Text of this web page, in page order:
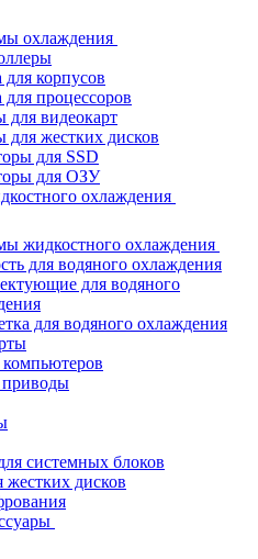
охлаждения
для корпусов
для процессоров
для видеокарт
для жестких дисков
для SSD
для ОЗУ
охлаждения
жидкостного охлаждения
для водяного охлаждения
для водяного
для водяного охлаждения
системных блоков
дисков